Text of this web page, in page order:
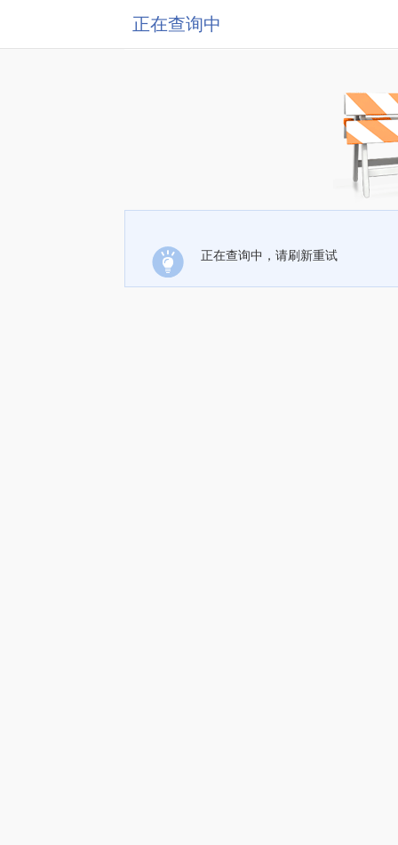
正在查询中
正在查询中，请刷新重试